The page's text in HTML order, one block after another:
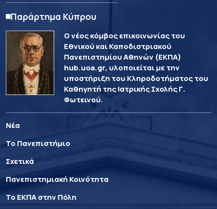
Παράρτημα Κύπρου
Ο νέος κόμβος επικοινωνίας του
Εθνικού και Καποδιστριακού
Πανεπιστημίου Αθηνών (ΕΚΠΑ)
hub.uoa.gr, υλοποιείται με την
υποστήριξη του Κληροδοτήματος του
Καθηγητή της Ιατρικής Σχολής Γ.
Φωτεινού.
Νέα
Το Πανεπιστήμιο
Σχετικά
Πανεπιστημιακή Κοινότητα
Το ΕΚΠΑ στην Πόλη